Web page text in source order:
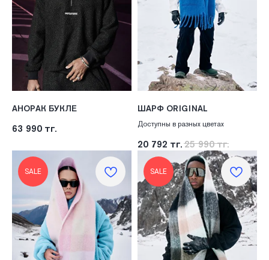
АНОРАК БУКЛЕ
63 990 тг.
ШАРФ ORIGINAL
Доступны в разных цветах
20 792 тг. 25 990 тг.
SALE SALE